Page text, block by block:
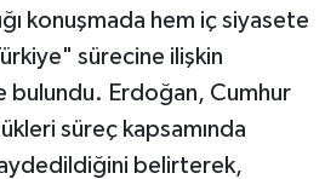
konuşmada hem iç siyasete
sürecine ilişkin
Erdoğan, Cumhur
süreç kapsamında
belirterek,